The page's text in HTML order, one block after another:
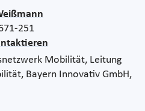
251
Mobilität, Leitung
Bayern Innovativ GmbH,